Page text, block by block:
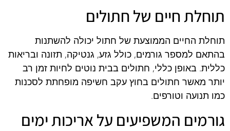
תוחלת חיים של חתולים
תוחלת החיים הממוצעת של חתול יכולה להשתנות
בהתאם למספר גורמים, כולל גזע, גנטיקה, תזונה ובריאות
כללית. באופן כללי, חתולים בבית נוטים לחיות זמן רב
יותר מאשר חתולים בחוץ עקב חשיפה מופחתת לסכנות
כמו תנועה וטורפים.
גורמים המשפיעים על אריכות ימים